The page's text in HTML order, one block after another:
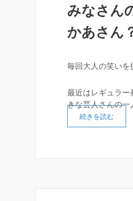
みなさん
かあさん
毎回大人の笑いを
最近はレギュラ
きな芸人さんの一
続きを読む